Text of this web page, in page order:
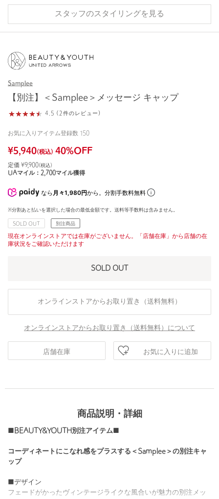
スタッフのスタイリングを見る
Samplee
【別注】＜Samplee＞メッセージ キャップ
4.5 (2件のレビュー)
お気に入りアイテム登録数 150
¥5,940(税込) 40%OFF
定価 ¥9,900(税込)
UAマイル： 2,700マイル獲得
なら 月々1,980円から。分割手数料無料
※分割あと払いを選択した場合の最低金額です。送料等手数料は含みません。
SOLD OUT 別注商品
現在オンラインストアでは在庫がございません。「店舗在庫」から店舗の在
庫状況をご確認いただけます
SOLD OUT
オンラインストアからお取り置き（送料無料）
オンラインストアからお取り置き（送料無料）について
店舗在庫 お気に入りに追加
商品説明・詳細
■BEAUTY&YOUTH別注アイテム■
コーディネートにこなれ感をプラスする＜Samplee＞の別注キャ
ップ
■デザイン
フェードがかったヴィンテージライクな風合いが魅力の別注メッ